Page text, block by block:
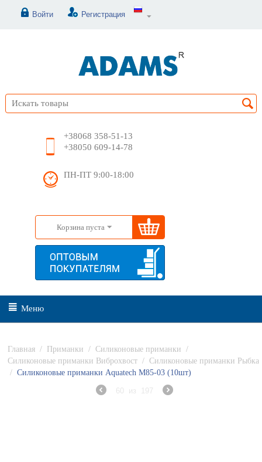
Войти Регистрация
+38068 358-51-13
+38050 609-14-78
ПН-ПТ 9:00-18:00
Корзина пуста
Меню
Главная / Приманки / Силиконовые приманки
/
Силиконовые приманки Виброхвост / Силиконовые приманки Рыбка
/ Силиконовые приманки Aquatech М85-03 (10шт)
60 из 197